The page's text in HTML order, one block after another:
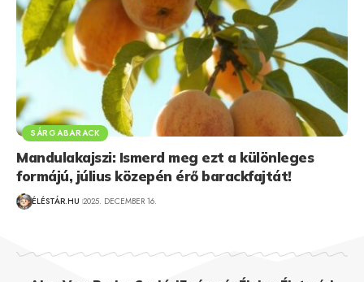
SÁRGABARACK
Mandulakajszi: Ismerd meg ezt a különleges
formájú, július közepén érő barackfajtát!
ÉLÉSTÁR.HU 2025. DECEMBER 16.